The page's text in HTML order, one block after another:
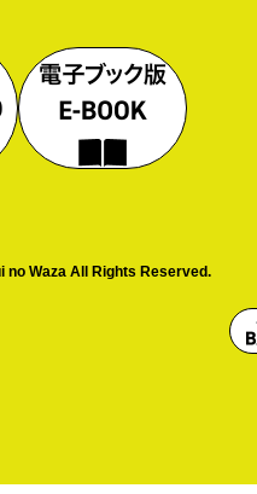
Waza All Rights Reserved.